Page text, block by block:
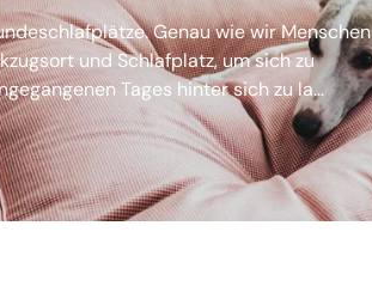
Genau wie wir Menschen
und Schlafplatz, um sich zu
Tages hinter sich zu la...